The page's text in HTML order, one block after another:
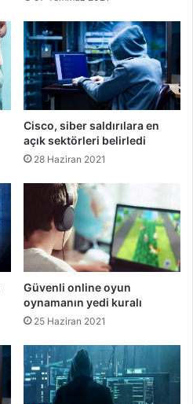
Cisco, siber saldırılara en
açık sektörleri belirledi
28 Haziran 2021
Güvenli online oyun
oynamanın yedi kuralı
25 Haziran 2021